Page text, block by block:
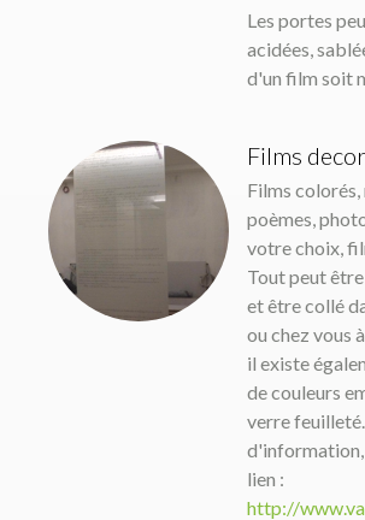
Les portes
acidées,
d'un film soit
Films
Films
poèmes,
votre choix,
Tout peut
et être collé
ou chez vous
il existe
de couleurs
verre
d'information,
lien :
http://